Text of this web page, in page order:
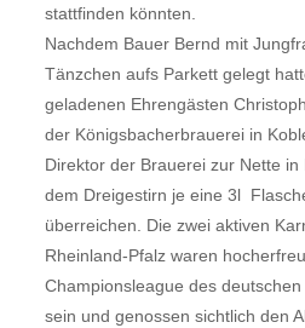
stattfinden könnten.
Nachdem Bauer Bernd mit
Tänzchen aufs Parkett gelegt
geladenen Ehrengästen
der Königsbacherbrauerei in
Direktor der Brauerei zur Nette
dem Dreigestirn je eine 3l 
überreichen. Die zwei aktiven
Rheinland-Pfalz waren
Championsleague des
sein und genossen sichtlich den